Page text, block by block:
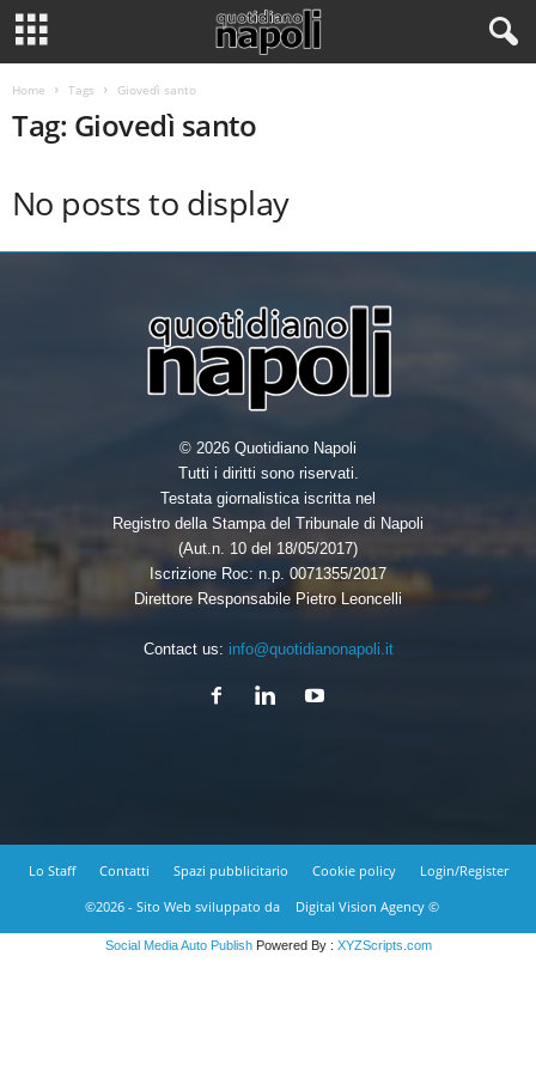
Home Tags Giovedì santo
Tag: Giovedì santo
No posts to display
© 2026 Quotidiano Napoli
Tutti i diritti sono riservati.
Testata giornalistica iscritta nel
Registro della Stampa del Tribunale di Napoli
(Aut.n. 10 del 18/05/2017)
Iscrizione Roc: n.p. 0071355/2017
Direttore Responsabile Pietro Leoncelli
Contact us: info@quotidianonapoli.it
Lo Staff Contatti Spazi pubblicitario Cookie policy
Login/Register
©2026 - Sito Web sviluppato da
Digital Vision Agency ©
Social Media Auto PublishPowered By : XYZScripts.com